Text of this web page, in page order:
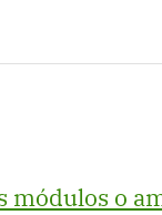
módulos o